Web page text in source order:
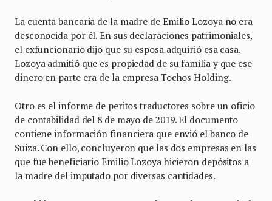
La cuenta bancaria de la madre de Emilio Lozoya no era
desconocida por él. En sus declaraciones patrimoniales,
el exfuncionario dijo que su esposa adquirió esa casa.
Lozoya admitió que es propiedad de su familia y que ese
dinero en parte era de la empresa Tochos Holding.
Otro es el informe de peritos traductores sobre un oficio
de contabilidad del 8 de mayo de 2019. El documento
contiene información financiera que envió el banco de
Suiza. Con ello, concluyeron que las dos empresas en las
que fue beneficiario Emilio Lozoya hicieron depósitos a
la madre del imputado por diversas cantidades.